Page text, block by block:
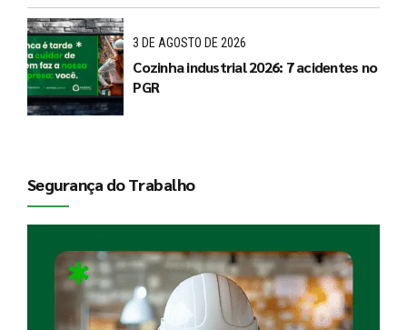
3 DE AGOSTO DE 2026
Cozinha industrial 2026: 7 acidentes no
PGR
Segurança do Trabalho